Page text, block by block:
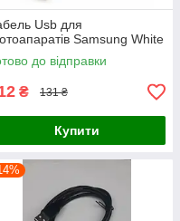
Usb для
Samsung White
до відправки
₴ 131 ₴
Купити